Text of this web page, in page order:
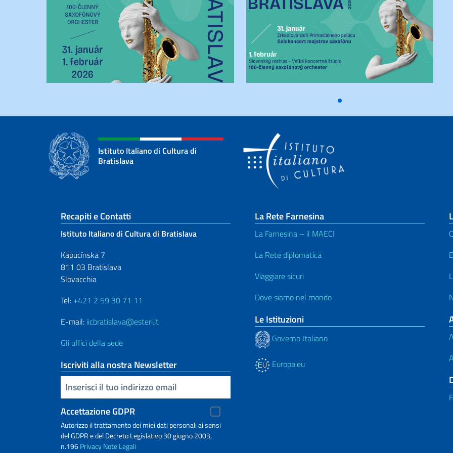
Istituto Italiano di Cultura di
Bratislava
Sezione footer
Recapiti e Contatti
Istituto Italiano di Cultura di Bratislava
Kapucínska 7
811 03 Bratislava
Slovacchia
Tel: +421 2 59 30 71 11
E-mail: iicbratislava@esteri.it
Gli uffici della sede
Iscriviti alla nostra Newsletter
Inserisci la tua email
Accettazione GDPR
Autorizzo il trattamento dei miei dati personali ai sensi
del GDPR e del Decreto Legislativo 30 giugno 2003,
n.196PrivacyNote Legali
La Rete Farnesina
La Farnesina – il MAECI
La Rete diplomatica
Viaggiare sicuri
Dove siamo nel mondo
Le Istituzioni
Governo Italiano
Europa.eu